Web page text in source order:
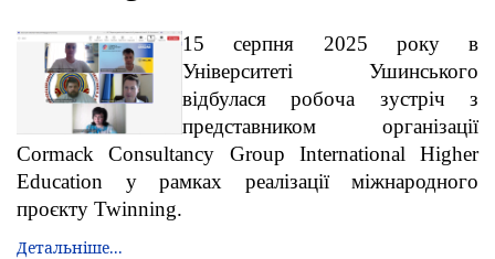
15 серпня 2025 року в
Університеті Ушинського
відбулася робоча зустріч з
представником організації
Cormack Consultancy Group International Higher
Education у рамках реалізації міжнародного
проєкту Twinning.
Детальніше...